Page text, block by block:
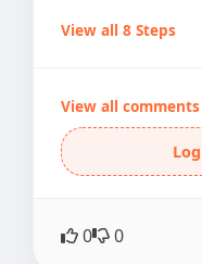
View all 8 Steps
View all comments
0 0